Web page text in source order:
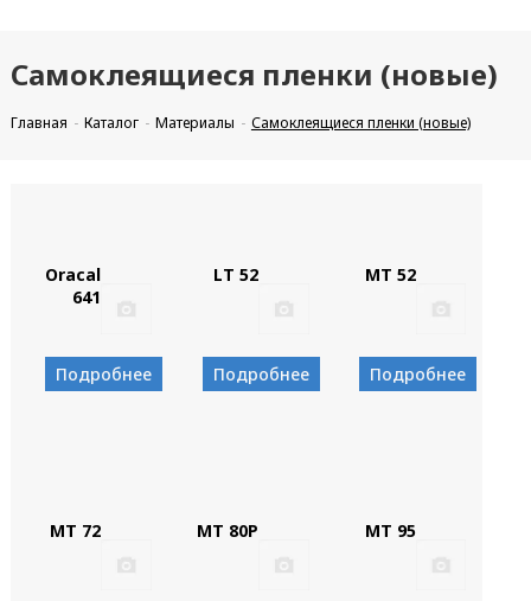
Самоклеящиеся пленки (новые)
Главная Каталог Материалы Самоклеящиеся пленки (новые)
Oracal
641
Подробнее
LT 52
Подробнее
MT 52
Подробнее
MT 72 MT 80P MT 95